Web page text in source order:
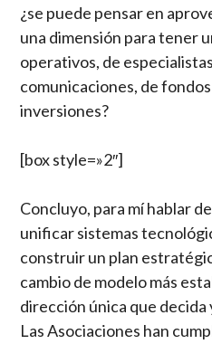
¿se puede pensar en
una dimensión para tener
operativos, de
comunicaciones, de
inversiones?
[box style=»2″]
Concluyo, para mí hablar
unificar sistemas
construir un plan
cambio de modelo más
dirección única que
Las Asociaciones han